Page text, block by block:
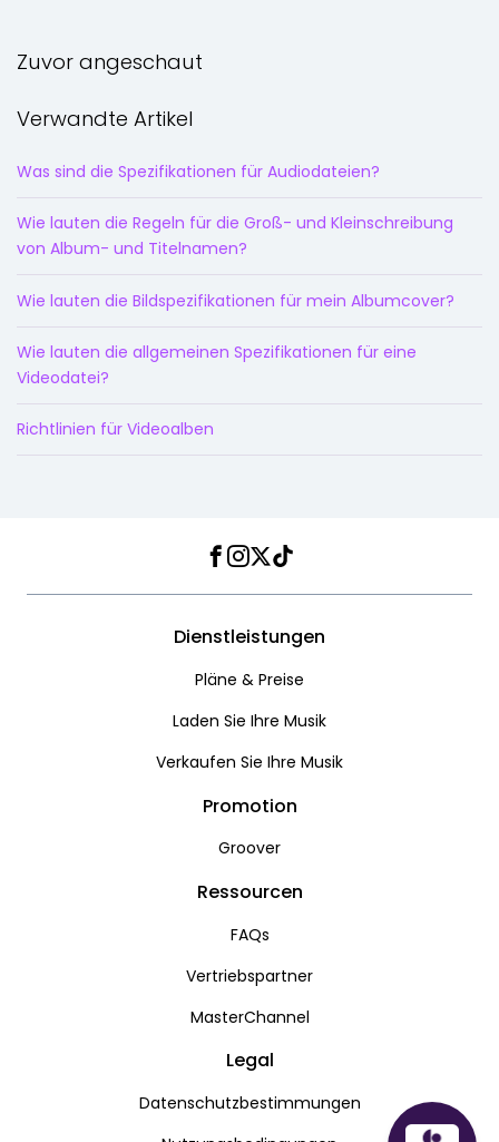
Zuvor angeschaut
Verwandte Artikel
Was sind die Spezifikationen für Audiodateien?
Wie lauten die Regeln für die Groß- und Kleinschreibung
von Album- und Titelnamen?
Wie lauten die Bildspezifikationen für mein Albumcover?
Wie lauten die allgemeinen Spezifikationen für eine
Videodatei?
Richtlinien für Videoalben
Facebook
Instagram
Twitter
TikTok
Dienstleistungen
Pläne & Preise
Laden Sie Ihre Musik
Verkaufen Sie Ihre Musik
Promotion
Groover
Ressourcen
FAQs
Vertriebspartner
MasterChannel
Legal
Datenschutzbestimmungen